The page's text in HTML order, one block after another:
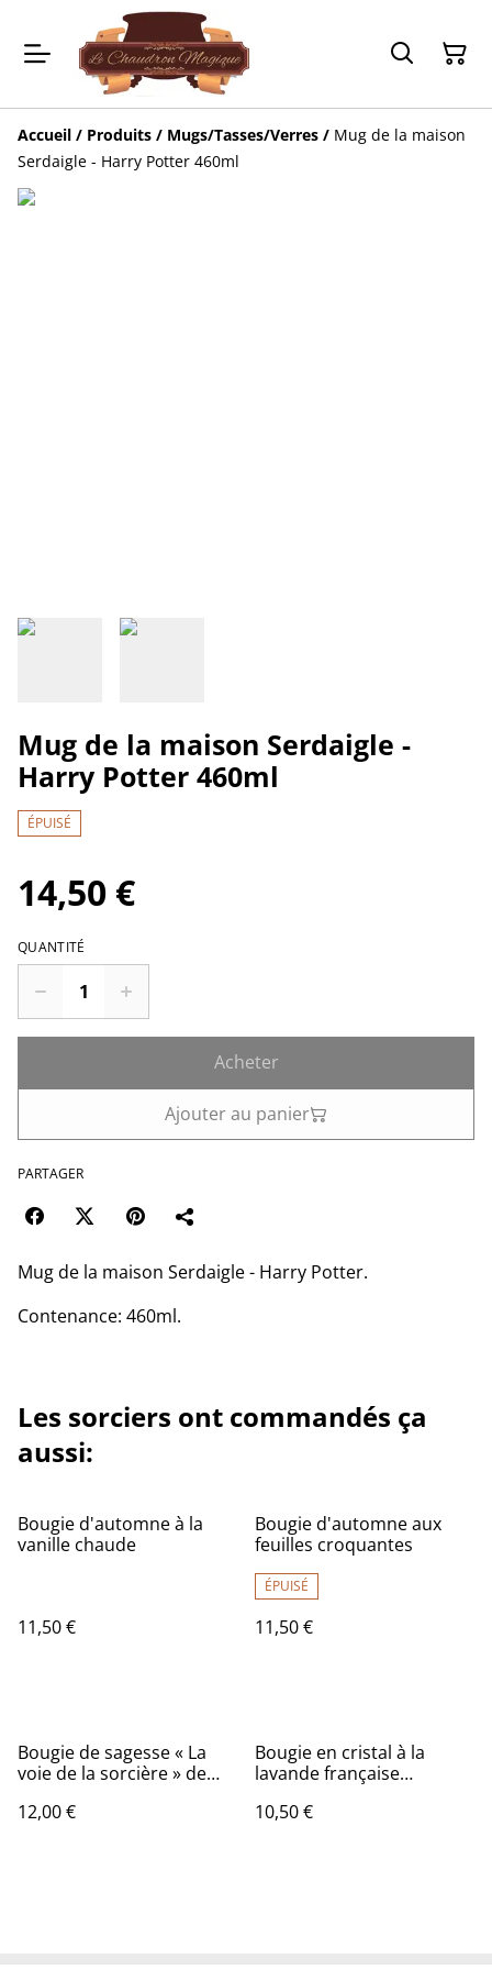
Accueil / Produits / Mugs/Tasses/Verres / Mug de la maison
Serdaigle - Harry Potter 460ml
Mug de la maison Serdaigle -
Harry Potter 460ml
ÉPUISÉ
14,50 €
QUANTITÉ
Acheter
Ajouter au panier
PARTAGER
Mug de la maison Serdaigle - Harry Potter.
Contenance: 460ml.
Les sorciers ont commandés ça
aussi:
Bougie d'automne à la
vanille chaude
11,50 €
Bougie d'automne aux
feuilles croquantes
ÉPUISÉ
11,50 €
Bougie de sagesse « La
voie de la sorcière » de
12,00 €
Bougie en cristal à la
lavande française
10,50 €